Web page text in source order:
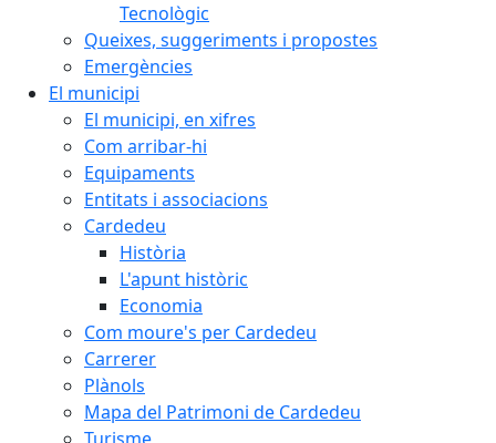
Tecnològic
Queixes, suggeriments i propostes
Emergències
El municipi
El municipi, en xifres
Com arribar-hi
Equipaments
Entitats i associacions
Cardedeu
Història
L'apunt històric
Economia
Com moure's per Cardedeu
Carrerer
Plànols
Mapa del Patrimoni de Cardedeu